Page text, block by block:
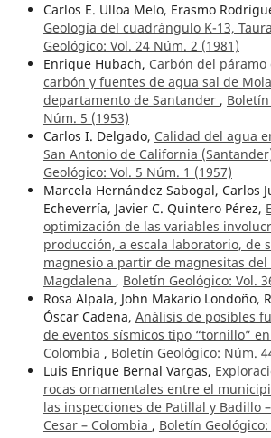
Carlos E. Ulloa Melo, Erasmo
Geología del cuadrángulo K-13,
Geológico: Vol. 24 Núm. 2 (1981)
Enrique Hubach, Carbón del
carbón y fuentes de agua sal de
departamento de Santander , Boletín
Núm. 5 (1953)
Carlos I. Delgado, Calidad del agua
San Antonio de California
Geológico: Vol. 5 Núm. 1 (1957)
Marcela Hernández Sabogal, Carlos
Echeverría, Javier C. Quintero Pérez,
optimización de las variables
producción, a escala laboratorio, de
magnesio a partir de magnesitas del
Magdalena , Boletín Geológico: Vol.
Rosa Alpala, John Makario Londoño,
Óscar Cadena, Análisis de posibles
de eventos sísmicos tipo “tornillo”
Colombia , Boletín Geológico: Núm.
Luis Enrique Bernal Vargas,
rocas ornamentales entre el
las inspecciones de Patillal y Badillo
Cesar – Colombia , Boletín